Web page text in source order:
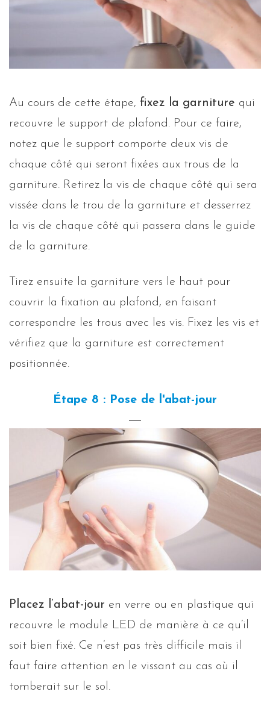
Au cours de cette étape, fixez la garniture qui
recouvre le support de plafond. Pour ce faire,
notez que le support comporte deux vis de
chaque côté qui seront fixées aux trous de la
garniture. Retirez la vis de chaque côté qui sera
vissée dans le trou de la garniture et desserrez
la vis de chaque côté qui passera dans le guide
de la garniture.
Tirez ensuite la garniture vers le haut pour
couvrir la fixation au plafond, en faisant
correspondre les trous avec les vis. Fixez les vis et
vérifiez que la garniture est correctement
positionnée.
Étape 8 : Pose de l'abat-jour
Placez l’abat-jour en verre ou en plastique qui
recouvre le module LED de manière à ce qu’il
soit bien fixé. Ce n’est pas très difficile mais il
faut faire attention en le vissant au cas où il
tomberait sur le sol.